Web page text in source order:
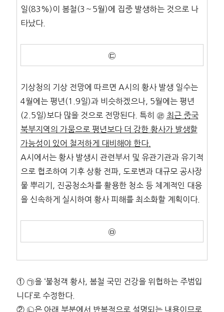
일(83%)이 봄철(3～5월)에 집중 발생하는 것으로 나
타났다.
㉢
기상청의 기상 전망에 따르면 A시의 황사 발생 일수는
4월에는 평년(1.9일)과 비슷하겠으나, 5월에는 평년
(2.5일)보다 많을 것으로 전망된다. 특히 ㉣ 최근 중국
북부지역의 가뭄으로 평년보다 더 강한 황사가 발생할
가능성이 있어 철저하게 대비해야 한다.
A시에서는 황사 발생시 관련부서 및 유관기관과 유기적
으로 협조하여 기후 상황 전파, 도로변과 대규모 공사장
물 뿌리기, 진공청소차를 활용한 청소 등 체계적인 대응
을 신속하게 실시하여 황사 피해를 최소화할 계획이다.
㉤
① ㉠을 ‘불청객 황사, 봄철 국민 건강을 위협하는 주범입
니다’로 수정한다.
② ㉡은 아래 부분에서 반복적으로 설명되는 내용이므로